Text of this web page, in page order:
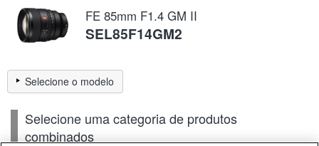
FE 85mm F1.4 GM II
SEL85F14GM2
Selecione o modelo
Selecione uma categoria de produtos
combinados